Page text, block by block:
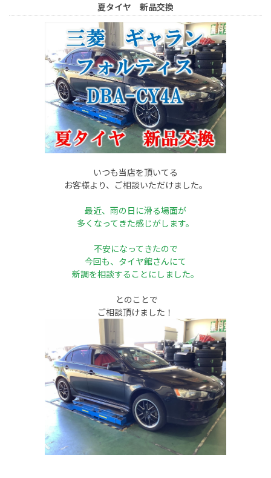
夏タイヤ 新品交換
いつも当店を頂いてる
お客様より、ご相談いただけました。
最近、雨の日に滑る場面が
多くなってきた感じがします。
不安になってきたので
今回も、タイヤ館さんにて
新調を相談することにしました。
とのことで
ご相談頂けました！